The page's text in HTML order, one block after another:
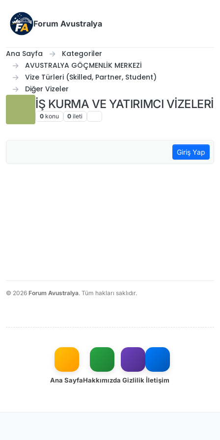
Forum Avustralya
Ana Sayfa
Kategoriler
AVUSTRALYA GÖÇMENLİK MERKEZİ
Vize Türleri (Skilled, Partner, Student)
Diğer Vizeler
İŞ KURMA VE YATIRIMCI VİZELERİ
0 konu 0 i̇leti
Giriş Yap
© 2026 Forum Avustralya. Tüm hakları saklıdır.
Ana SayfaHakkımızda Gizlilik İletişim